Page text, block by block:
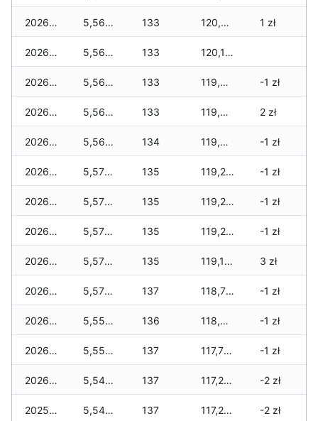
2026-01-14 5,560 zł 133 120,350 zł 1 zł
2026-01-13 5,560 zł 133 120,135 zł
2026-01-12 5,560 zł 133 119,920 zł -1 zł
2026-01-11 5,560 zł 133 119,855 zł 2 zł
2026-01-09 5,560 zł 134 119,580 zł -1 zł
2026-01-08 5,570 zł 135 119,280 zł -1 zł
2026-01-07 5,570 zł 135 119,280 zł -1 zł
2026-01-06 5,570 zł 135 119,240 zł -1 zł
2026-01-05 5,570 zł 135 119,105 zł 3 zł
2026-01-04 5,570 zł 137 118,765 zł -1 zł
2026-01-03 5,555 zł 136 118,005 zł -1 zł
2026-01-02 5,555 zł 137 117,760 zł -1 zł
2026-01-01 5,540 zł 137 117,215 zł -2 zł
2025-12-31 5,540 zł 137 117,215 zł -2 zł